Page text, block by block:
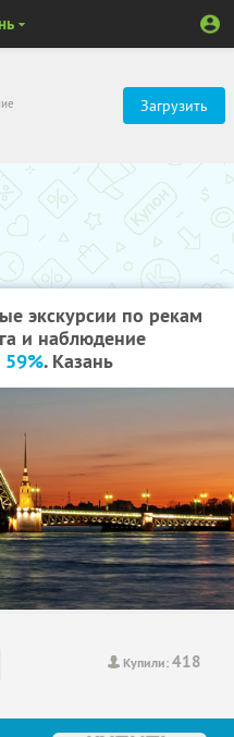
Загрузить
экскурсии по рекам
и наблюдение
59%. Казань
Купили:418